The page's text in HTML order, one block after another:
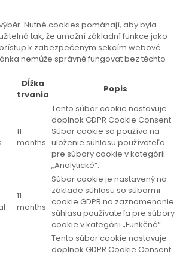
Nutné cookies pomáhají, aby byla
tak, že umožní základní funkce jako
k zabezpečeným sekcím webové
nemůže správně fungovat bez těchto
Dĺžka
trvania
Popis
11
months
Tento súbor cookie nastavuje
doplnok GDPR Cookie Consent.
Súbor cookie sa používa na
uloženie súhlasu používateľa
pre súbory cookie v kategórii
„Analytické“.
11
months
Súbor cookie je nastavený na
základe súhlasu so súbormi
cookie GDPR na zaznamenanie
súhlasu používateľa pre súbory
cookie v kategórii „Funkčné“.
Tento súbor cookie nastavuje
doplnok GDPR Cookie Consent.